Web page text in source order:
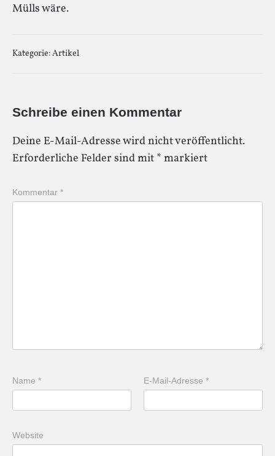
Mülls wäre.
Kategorie:Artikel
Schreibe einen Kommentar
Deine E-Mail-Adresse wird nicht veröffentlicht.
Erforderliche Felder sind mit * markiert
Kommentar *
Name * E-Mail-Adresse*
Website